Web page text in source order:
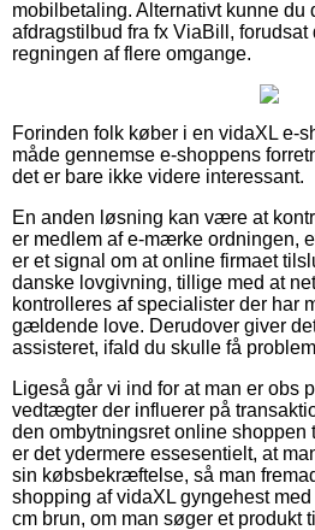
mobilbetaling. Alternativt kunne du
afdragstilbud fra fx ViaBill,
regningen af flere omgange.
Forinden folk køber i en vidaXL e-
måde gennemse e-shoppens
det er bare ikke videre interessant.
En anden løsning kan være at
er medlem af e-mærke ordningen,
er et signal om at online firmaet
danske lovgivning, tillige med at
kontrolleres af specialister der har
gældende love. Derudover giver
assisteret, ifald du skulle få
Ligeså går vi ind for at man er obs
vedtægter der influerer på
den ombytningsret online shoppen
er det ydermere essesentielt, at
sin købsbekræftelse, så man
shopping af vidaXL gyngehest
cm brun, om man søger et produkt